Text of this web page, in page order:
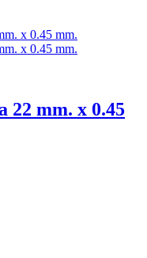
22 mm. x 0.45